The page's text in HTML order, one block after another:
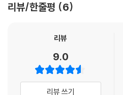
인지 알지 못한 채 계속해서 사고를 칩
어 마을 사람들의 건강을 위협하는 지
려 줍니다. 그리고 또비는 지구에서 배
들에게도 알려 주기로 합니다.
리뷰/한줄평 6
리뷰
9.0
리뷰 쓰기